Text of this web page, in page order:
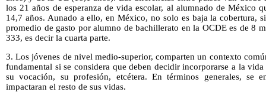
los 21 años de esperanza de vida escolar, al alumnado de México
14,7 años. Aunado a ello, en México, no solo es baja la cobertura,
promedio de gasto por alumno de bachillerato en la OCDE es de 8
333, es decir la cuarta parte.
3. Los jóvenes de nivel medio-superior, comparten un contexto
fundamental si se considera que deben decidir incorporarse a la
su vocación, su profesión, etcétera. En términos generales, se
impactaran el resto de sus vidas.